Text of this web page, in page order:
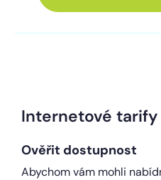
Internetové
Ověřit dostupnost
Abychom vám mohli